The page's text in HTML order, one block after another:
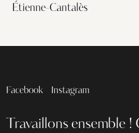
Étienne-Cantalès
Facebook Instagram
Travaillons ensemble !